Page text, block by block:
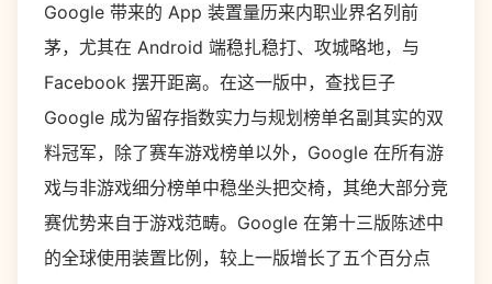
Google 带来的 App 装置量历来内职业界名列前
茅，尤其在 Android 端稳扎稳打、攻城略地，与
Facebook 摆开距离。在这一版中，查找巨子
Google 成为留存指数实力与规划榜单名副其实的双
料冠军，除了赛车游戏榜单以外，Google 在所有游
戏与非游戏细分榜单中稳坐头把交椅，其绝大部分竞
赛优势来自于游戏范畴。Google 在第十三版陈述中
的全球使用装置比例，较上一版增长了五个百分点